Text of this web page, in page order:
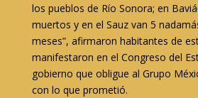
los pueblos de Río Sonora; en
muertos y en el Sauz van 5
meses”, afirmaron habitantes de
manifestaron en el Congreso del
gobierno que obligue al Grupo
con lo que prometió.